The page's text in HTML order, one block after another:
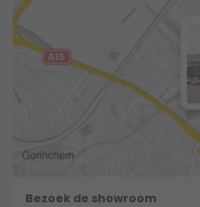
Bezoek de showroom